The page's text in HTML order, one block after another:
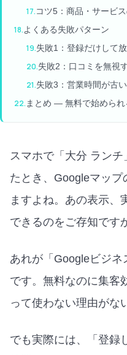
コツ5：商品・サービ
よくある失敗パターン
失敗1：登録だけして
失敗2：口コミを無視
失敗3：営業時間が古
まとめ — 無料で始めら
スマホで「大分 ラン
たとき、Googleマップ
ますよね。あの表示、
できるのをご存知です
あれが「Googleビジネ
です。無料なのに集客
って使わない理由が
でも実際には、「登録